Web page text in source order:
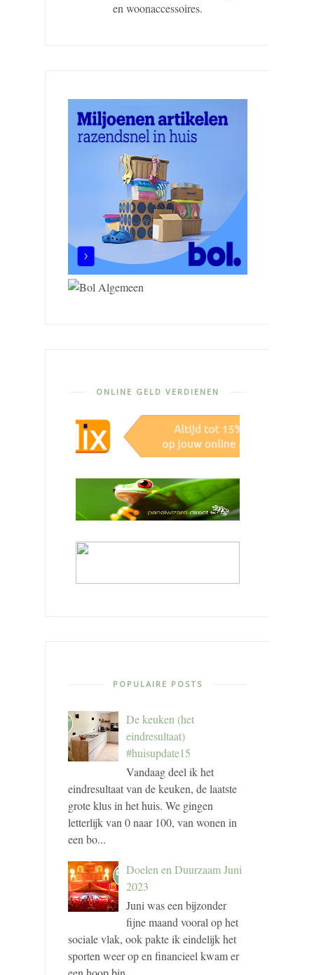
en woonaccessoires.
ONLINE GELD VERDIENEN
POPULAIRE POSTS
De keuken (het
eindresultaat)
#huisupdate15
Vandaag deel ik het
eindresultaat van de keuken, de laatste
grote klus in het huis. We gingen
letterlijk van 0 naar 100, van wonen in
een bo...
Doelen en Duurzaam Juni
2023
Juni was een bijzonder
fijne maand vooral op het
sociale vlak, ook pakte ik eindelijk het
sporten weer op en financieel kwam er